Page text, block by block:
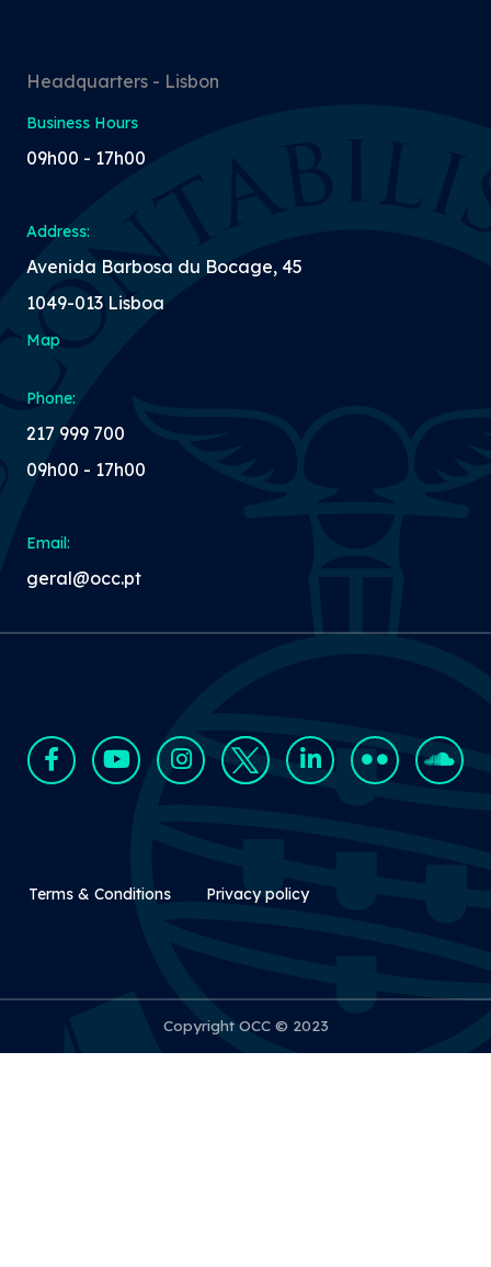
Headquarters - Lisbon
Business Hours
09h00 - 17h00
Address:
Avenida Barbosa du Bocage, 45
1049-013 Lisboa
Map
Phone:
217 999 700
09h00 - 17h00
Email:
geral@occ.pt
Rodapé Secundário
Terms & Conditions Privacy policy
Copyright OCC © 2023